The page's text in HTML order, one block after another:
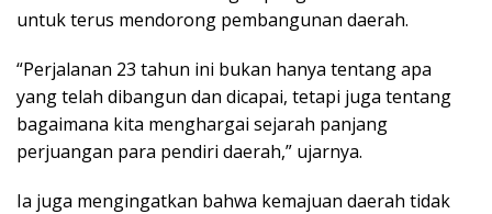
untuk terus mendorong pembangunan daerah.
“Perjalanan 23 tahun ini bukan hanya tentang apa
yang telah dibangun dan dicapai, tetapi juga tentang
bagaimana kita menghargai sejarah panjang
perjuangan para pendiri daerah,” ujarnya.
Ia juga mengingatkan bahwa kemajuan daerah tidak